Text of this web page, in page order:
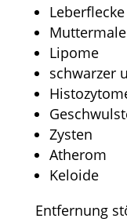
Leberflecke
Muttermale
Lipome
schwarzer
Zysten
Atherom
Keloide
Entfernung